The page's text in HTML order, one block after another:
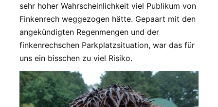
sehr hoher Wahrscheinlichkeit viel Publikum von
Finkenrech weggezogen hätte. Gepaart mit den
angekündigten Regenmengen und der
finkenrechschen Parkplatzsituation, war das für
uns ein bisschen zu viel Risiko.